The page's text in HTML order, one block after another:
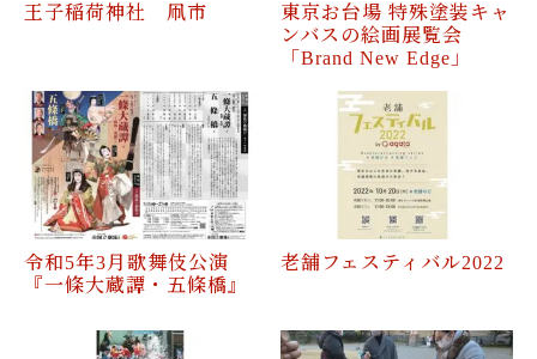
王子稲荷神社 凧市
東京お台場 特殊塗装キャ
ンバスの絵画展覧会
「Brand New Edge」
令和5年3月歌舞伎公演
『一條大蔵譚・五條橋』
老舗フェスティバル2022